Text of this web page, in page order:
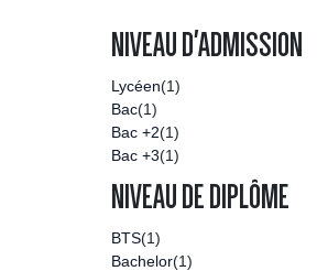
NIVEAU D'ADMISSION
Lycéen(1)
Bac(1)
Bac +2(1)
Bac +3(1)
NIVEAU DE DIPLÔME
BTS(1)
Bachelor(1)